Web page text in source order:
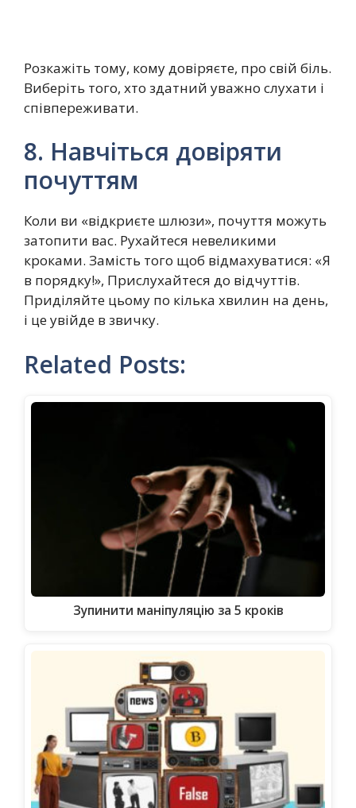
Розкажіть тому, кому довіряєте, про свій біль.
Виберіть того, хто здатний уважно слухати і
співпереживати.
8. Навчіться довіряти
почуттям
Коли ви «відкриєте шлюзи», почуття можуть
затопити вас. Рухайтеся невеликими
кроками. Замість того щоб відмахуватися: «Я
в порядку!», Прислухайтеся до відчуттів.
Приділяйте цьому по кілька хвилин на день,
і це увійде в звичку.
Related Posts:
Зупинити маніпуляцію за 5 кроків